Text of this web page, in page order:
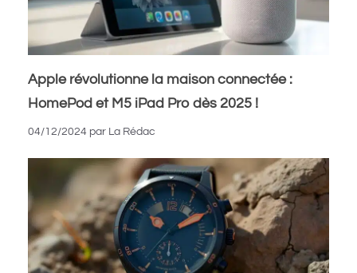
Apple révolutionne la maison connectée :
HomePod et M5 iPad Pro dès 2025 !
04/12/2024 par La Rédac